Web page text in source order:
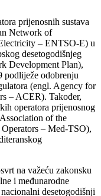
prijenosnih sustava
Network of
– ENTSO-E) u
desetogodišnjeg
Development Plan),
odobrenju
(engl. Agency for
– ACER). Također,
operatora prijenosnog
of the
– Med-TSO),
na važeću zakonsku
i međunarodne
desetogodišnji